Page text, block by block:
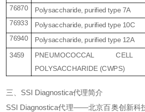
76870 Polysaccharide, purified type 7A
76933 Polysaccharide, purified type 10C
76940
Polysaccharide, purified type 12A
3459
PNEUMOCOCCAL CELL
POLYSACCHARIDE (CWPS)
三、 SSI Diagnostica代理简介
SSI Diagnostica代理——北京百奥创新科